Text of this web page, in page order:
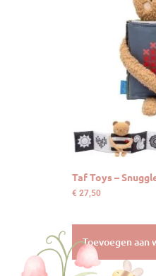
Taf Toys –
€ 27,50
Toevoegen aan